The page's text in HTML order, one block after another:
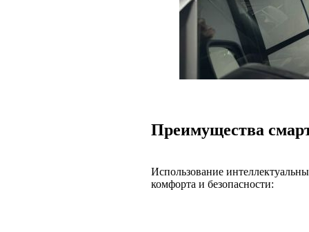
Преимущества
Использование
комфорта и безопасности: